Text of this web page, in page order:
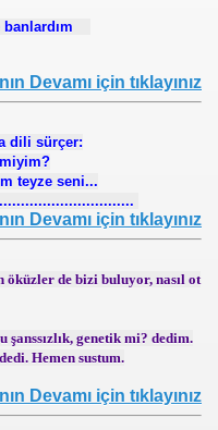
banlardım
Devamı için tıklayınız
dili sürçer:
teyze seni...
Devamı için tıklayınız
de bizi buluyor, nasıl ot
genetik mi? dedim.
Hemen sustum.
Devamı için tıklayınız